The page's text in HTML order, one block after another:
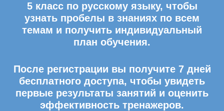
5 класс по русскому языку, чтобы
узнать пробелы в знаниях по всем
темам и получить индивидуальный
план обучения.
После регистрации вы получите 7 дней
бесплатного доступа, чтобы увидеть
первые результаты занятий и оценить
эффективность тренажеров.